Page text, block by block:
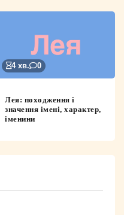
4 хв. 0
Лея: походження і
значення імені, характер,
іменини